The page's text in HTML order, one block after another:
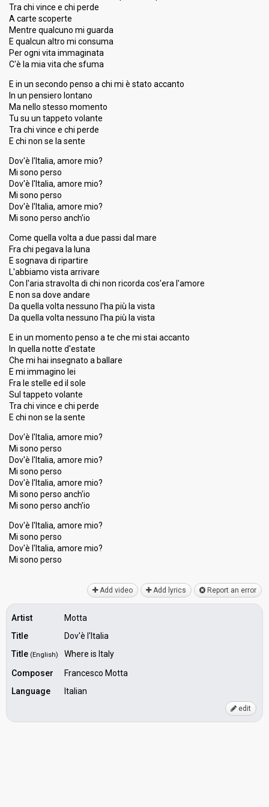
Running order
2
Guest artist
Nada
9 February 2019
FIRST ROUND
Place 14th
Ranking Public
Experts
Press 14
Percent Total
2.23%
Tra chi vince e chi perde
A carte scoperte
Mentre qualcuno mi guarda
E qualcun altro mi consuma
Per ogni vita immaginata
C'è la mia vita che sfuma
E in un secondo penso a chi mi è stato accanto
In un pensiero lontano
Ma nello stesso momento
Tu su un tappeto volante
Tra chi vince e chi perde
E chi non se la sente
Dov'è l'Italia, amore mio?
Mi sono perso
Dov'è l'Italia, amore mio?
Mi sono perso
Dov'è l'Italia, amore mio?
Mi sono perso anch'io
Come quella volta a due passi dal mare
Fra chi pegava la luna
E sognava di ripartire
L'abbiamo vista arrivare
Con l'aria stravolta di chi non ricorda cos'era l'amore
E non sa dove andare
Da quella volta nessuno l'ha più la vista
Da quella volta nessuno l'ha più la vista
E in un momento penso a te che mi stai accanto
In quella notte d'estate
Che mi hai insegnato a ballare
E mi immagino lei
Fra le stelle ed il sole
Sul tappeto volante
Tra chi vince e chi perde
E chi non se la sente
Dov'è l'Italia, amore mio?
Mi sono perso
Dov'è l'Italia, amore mio?
Mi sono perso
Dov'è l'Italia, amore mio?
Mi sono perso anch'io
Mi sono perso anch'io
Dov'è l'Italia, amore mio?
Mi sono perso
Dov'è l'Italia, аmore mio?
Mi sono perѕo
Add video Add lyrics Report an error
Artist
Motta
Title
Dov'è l'Italia
Title (English)
Where is Italy
Composer
Francesco Motta
Language
Italian
edit